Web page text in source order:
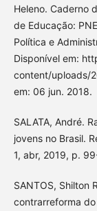
Heleno. Caderno
de Educação:
Política e
Disponível em:
content/uploads/
em: 06 jun. 2018.
SALATA, André.
jovens no Brasil.
1, abr, 2019, p.
SANTOS, Shilton
contrarreforma